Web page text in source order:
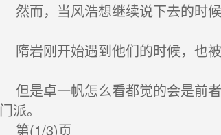
然而，当风浩想继续说下去的时
隋岩刚开始遇到他们的时候，也
但是卓一帆怎么看都觉的会是前
门派。
第(1/3)页